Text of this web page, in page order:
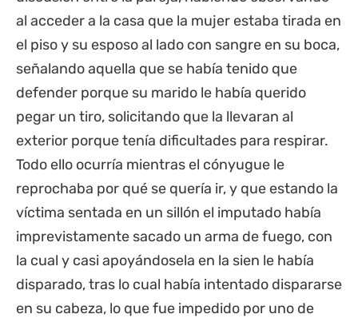
al acceder a la casa que la mujer estaba tirada en
el piso y su esposo al lado con sangre en su boca,
señalando aquella que se había tenido que
defender porque su marido le había querido
pegar un tiro, solicitando que la llevaran al
exterior porque tenía dificultades para respirar.
Todo ello ocurría mientras el cónyugue le
reprochaba por qué se quería ir, y que estando la
víctima sentada en un sillón el imputado había
imprevistamente sacado un arma de fuego, con
la cual y casi apoyándosela en la sien le había
disparado, tras lo cual había intentado dispararse
en su cabeza, lo que fue impedido por uno de